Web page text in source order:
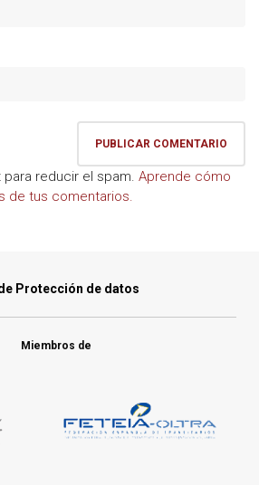
reducir el spam. Aprende cómo
de tus comentarios.
Protección de datos
Miembros de